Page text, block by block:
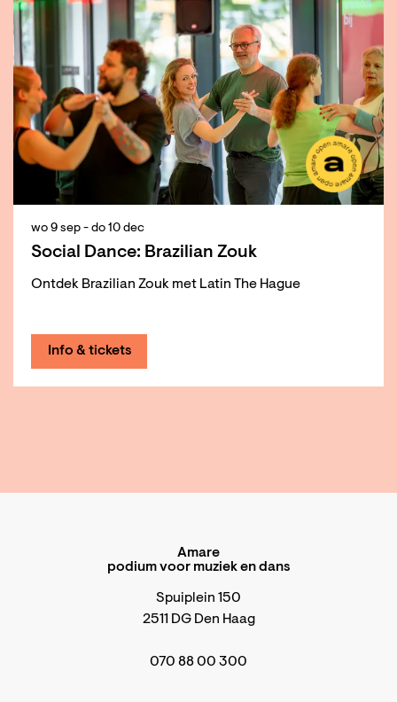
Social Dance: Brazilian Zouk
Ontdek Brazilian Zouk met Latin The Hague
wo 9 sep - do 10 dec
Info & tickets
Amare
podium voor muziek en dans
Spuiplein 150
2511 DG Den Haag
070 88 00 300